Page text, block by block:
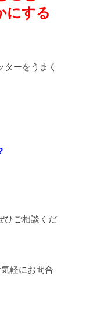
にする
ターをうまく
ひご相談くだ
軽にお問合